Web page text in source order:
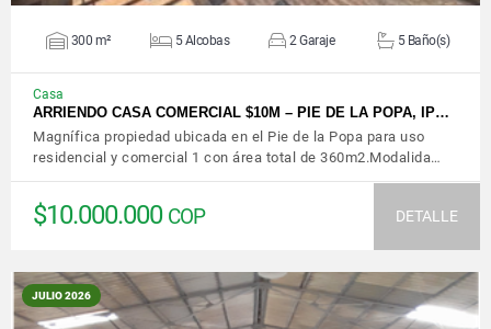
300 m² 5 Alcobas 2 Garaje 5 Baño(s)
Casa
ARRIENDO CASA COMERCIAL $10M – PIE DE LA POPA, IP…
Magnífica propiedad ubicada en el Pie de la Popa para uso
residencial y comercial 1 con área total de 360m2.Modalida…
$10.000.000 COP DETALLE
JULIO 2026